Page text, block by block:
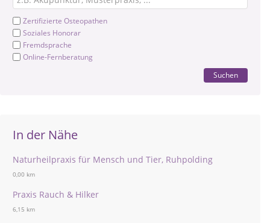
Zertifizierte Osteopathen
Soziales Honorar
Fremdsprache
Online-Fernberatung
Suchen
In der Nähe
Naturheilpraxis für Mensch und Tier, Ruhpolding
0,00 km
Praxis Rauch & Hilker
6,15 km